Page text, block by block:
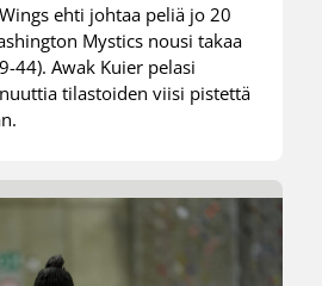
ehti johtaa peliä jo 20
Mystics nousi takaa
44). Awak Kuier pelasi
tilastoiden viisi pistettä